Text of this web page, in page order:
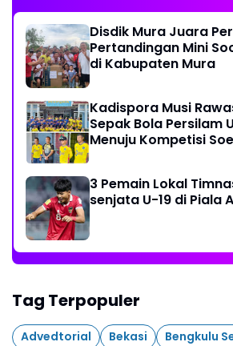
Disdik Mura Juara
Pertandingan Mini
di Kabupaten Mura
Kadispora Musi
Sepak Bola Persilam
Menuju Kompetisi
3 Pemain Lokal
senjata U-19 di Piala
Tag Terpopuler
Advedtorial Bekasi Bengkulu